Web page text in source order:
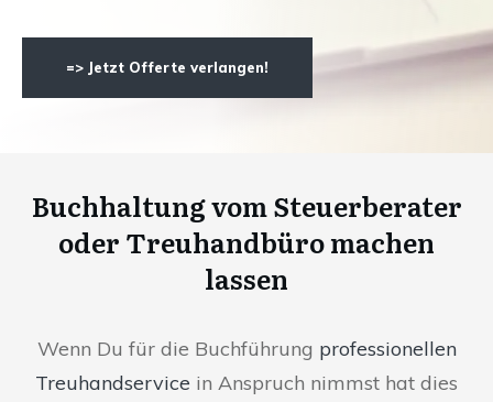
=> Jetzt Offerte verlangen!
Buchhaltung vom Steuerberater
oder Treuhandbüro machen
lassen
Wenn Du für die Buchführung professionellen
Treuhandservice in Anspruch nimmst hat dies